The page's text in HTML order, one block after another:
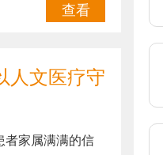
查看
人文医疗守
家属满满的信